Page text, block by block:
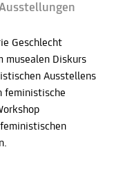
Geschlecht
musealen Diskurs
Ausstellens
feministische